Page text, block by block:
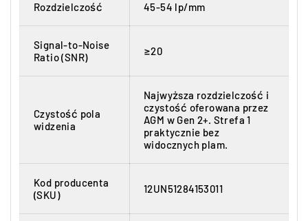
Rozdzielczość 45-54 lp/mm
Signal-to-Noise
Ratio (SNR)
≥20
Czystość pola
widzenia
Najwyższa rozdzielczość i
czystość oferowana przez
AGM w Gen 2+. Strefa 1
praktycznie bez
widocznych plam.
Kod producenta
(SKU)
12UN51284153011